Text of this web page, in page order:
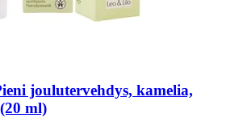
joulutervehdys, kamelia,
ml)